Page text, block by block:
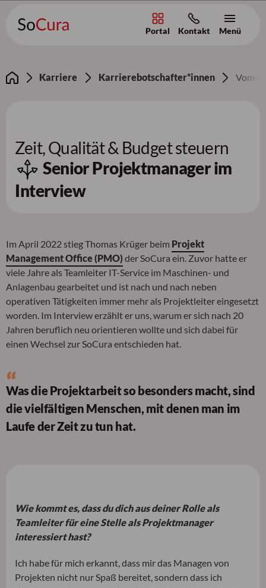
Portal Kontakt Menü
Karriere Karrierebotschafter*innen Vom
Zeit, Qualität & Budget steuern
Senior Projektmanager im
Interview
Im April 2022 stieg Thomas Krüger beim Projekt
Management Office (PMO) der SoCura ein. Zuvor hatte er
viele Jahre als Teamleiter IT-Service im Maschinen- und
Anlagenbau gearbeitet und ist nach und nach neben
operativen Tätigkeiten immer mehr als Projektleiter eingesetzt
worden. Im Interview erzählt er uns, warum er sich nach 20
Jahren beruflich neu orientieren wollte und sich dabei für
einen Wechsel zur SoCura entschieden hat.
Was die Projektarbeit so besonders macht, sind
die vielfältigen Menschen, mit denen man im
Laufe der Zeit zu tun hat.
Wie kommt es, dass du dich aus deiner Rolle als
Teamleiter für eine Stelle als Projektmanager
interessiert hast?
Ich habe für mich erkannt, dass mir das Managen von
Projekten nicht nur Spaß bereitet, sondern dass ich